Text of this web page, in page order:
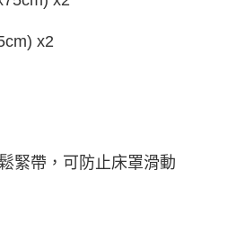
x2
緊帶，可防止床罩滑動